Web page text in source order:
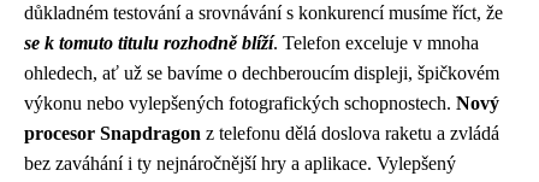
důkladném testování a srovnávání s konkurencí musíme říct, že
se k tomuto titulu rozhodně blíží. Telefon exceluje v mnoha
ohledech, ať už se bavíme o dechberoucím displeji, špičkovém
výkonu nebo vylepšených fotografických schopnostech. Nový
procesor Snapdragon z telefonu dělá doslova raketu a zvládá
bez zaváhání i ty nejnáročnější hry a aplikace. Vylepšený